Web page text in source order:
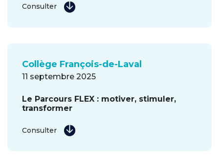
Consulter
Collège François-de-Laval
11 septembre 2025
Le Parcours FLEX : motiver, stimuler,
transformer
Consulter